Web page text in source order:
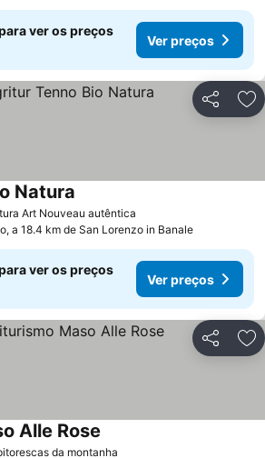
ver os preços
Ver preços
Partilhar
Art Nouveau autêntica
Natura
a 18.4 km de San Lorenzo in Banale
ver os preços
Ver preços
Partilhar
da montanha
Alle Rose